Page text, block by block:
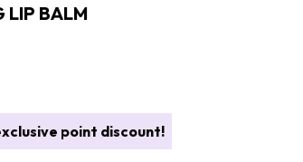
LIP BALM
point discount!